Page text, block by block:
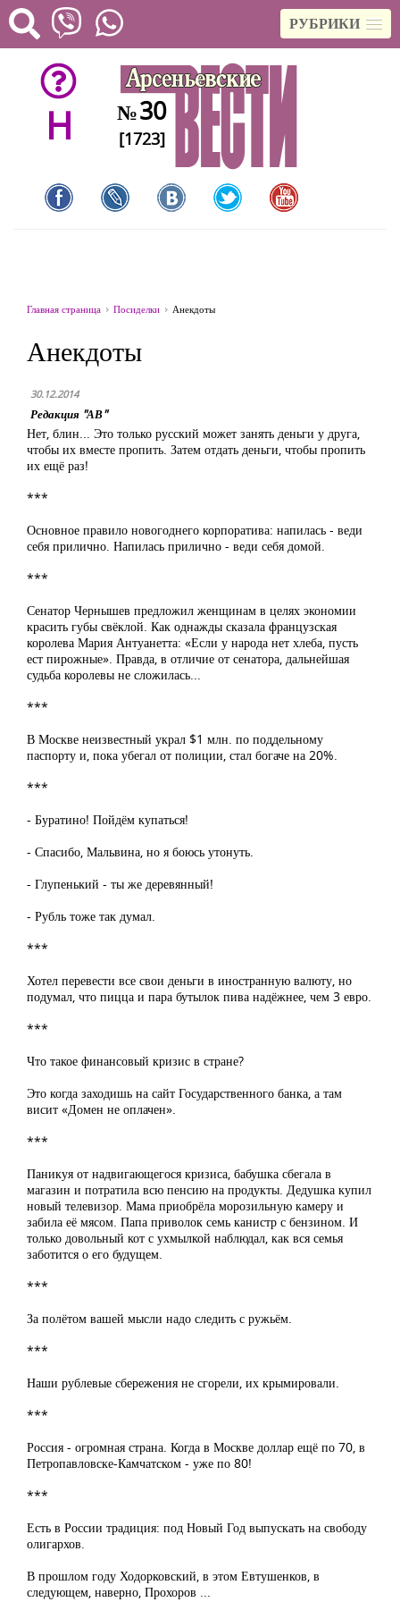
РУБРИКИ
H №30
[1723]
Главная страница Посиделки Анекдоты
Анекдоты
30.12.2014
Редакция "АВ"
Нет, блин... Это только русский может занять деньги у друга,
чтобы их вместе пропить. Затем отдать деньги, чтобы пропить
их ещё раз!
***
Основное правило новогоднего корпоратива: напилась - веди
себя прилично. Напилась прилично - веди себя домой.
***
Сенатор Чернышев предложил женщинам в целях экономии
красить губы свёклой. Как однажды сказала французская
королева Мария Антуанетта: «Если у народа нет хлеба, пусть
ест пирожные». Правда, в отличие от сенатора, дальнейшая
судьба королевы не сложилась...
***
В Москве неизвестный украл $1 млн. по поддельному
паспорту и, пока убегал от полиции, стал богаче на 20%.
***
- Буратино! Пойдём купаться!
- Спасибо, Мальвина, но я боюсь утонуть.
- Глупенький - ты же деревянный!
- Рубль тоже так думал.
***
Хотел перевести все свои деньги в иностранную валюту, но
подумал, что пицца и пара бутылок пива надёжнее, чем 3 евро.
***
Что такое финансовый кризис в стране?
Это когда заходишь на сайт Государственного банка, а там
висит «Домен не оплачен».
***
Паникуя от надвигающегося кризиса, бабушка сбегала в
магазин и потратила всю пенсию на продукты. Дедушка купил
новый телевизор. Мама приобрёла морозильную камеру и
забила её мясом. Папа приволок семь канистр с бензином. И
только довольный кот с ухмылкой наблюдал, как вся семья
заботится о его будущем.
***
За полётом вашей мысли надо следить с ружьём.
***
Наши рублевые сбережения не сгорели, их крымировали.
***
Россия - огромная страна. Когда в Москве доллар ещё по 70, в
Петропавловске-Камчатском - уже по 80!
***
Есть в России традиция: под Новый Год выпускать на свободу
олигархов.
В прошлом году Ходорковский, в этом Евтушенков, в
следующем, наверно, Прохоров ...